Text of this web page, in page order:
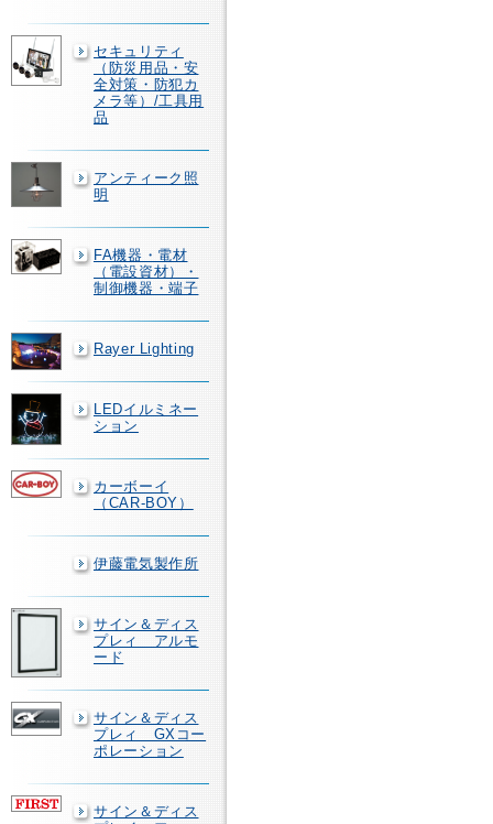
セキュリティ
（防災用品・安
全対策・防犯カ
メラ等）/工具用
品
アンティーク照
明
FA機器・電材
（電設資材）・
制御機器・端子
Rayer Lighting
LEDイルミネー
ション
カーボーイ
（CAR-BOY）
伊藤電気製作所
サイン＆ディス
プレィ アルモ
ード
サイン＆ディス
プレィ GXコー
ポレーション
サイン＆ディス